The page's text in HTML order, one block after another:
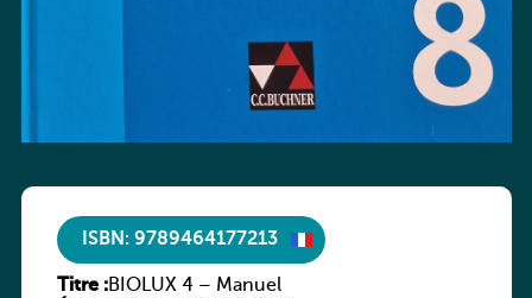
ISBN: 9789464177213
Titre :BIOLUX 4 – Manuel